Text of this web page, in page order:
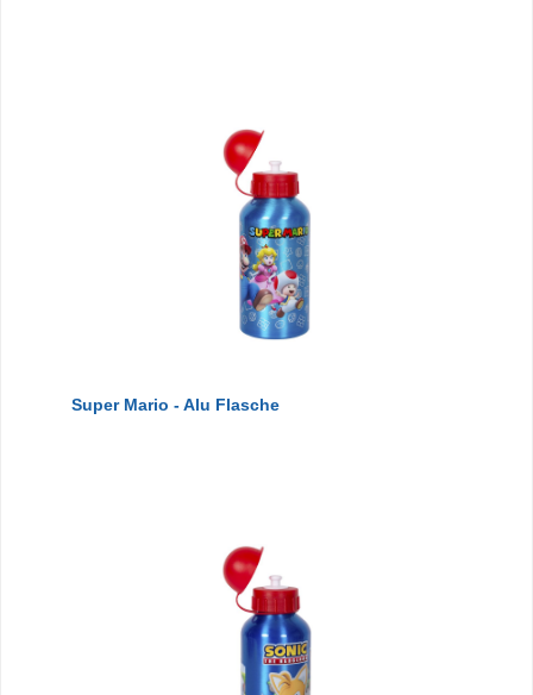
Super Mario - Alu Flasche